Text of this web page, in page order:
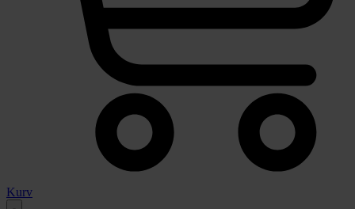
Kurv